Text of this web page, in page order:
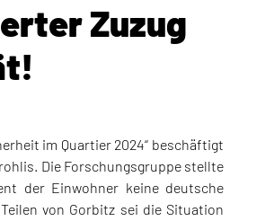
Zuzug
im Quartier 2024“ beschäftigt
Die Forschungsgruppe stellte
der Einwohner keine deutsche
von Gorbitz sei die Situation